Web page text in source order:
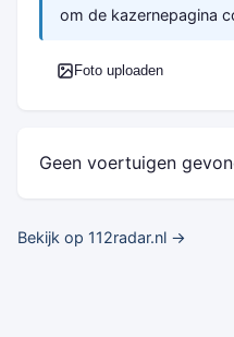
om de kazernepagina
Foto uploaden
Geen voertuigen
Bekijk op 112radar.nl →